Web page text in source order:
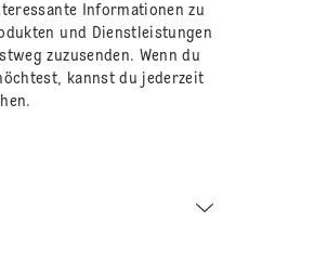
Informationen zu
und Dienstleistungen
zuzusenden. Wenn du
kannst du jederzeit